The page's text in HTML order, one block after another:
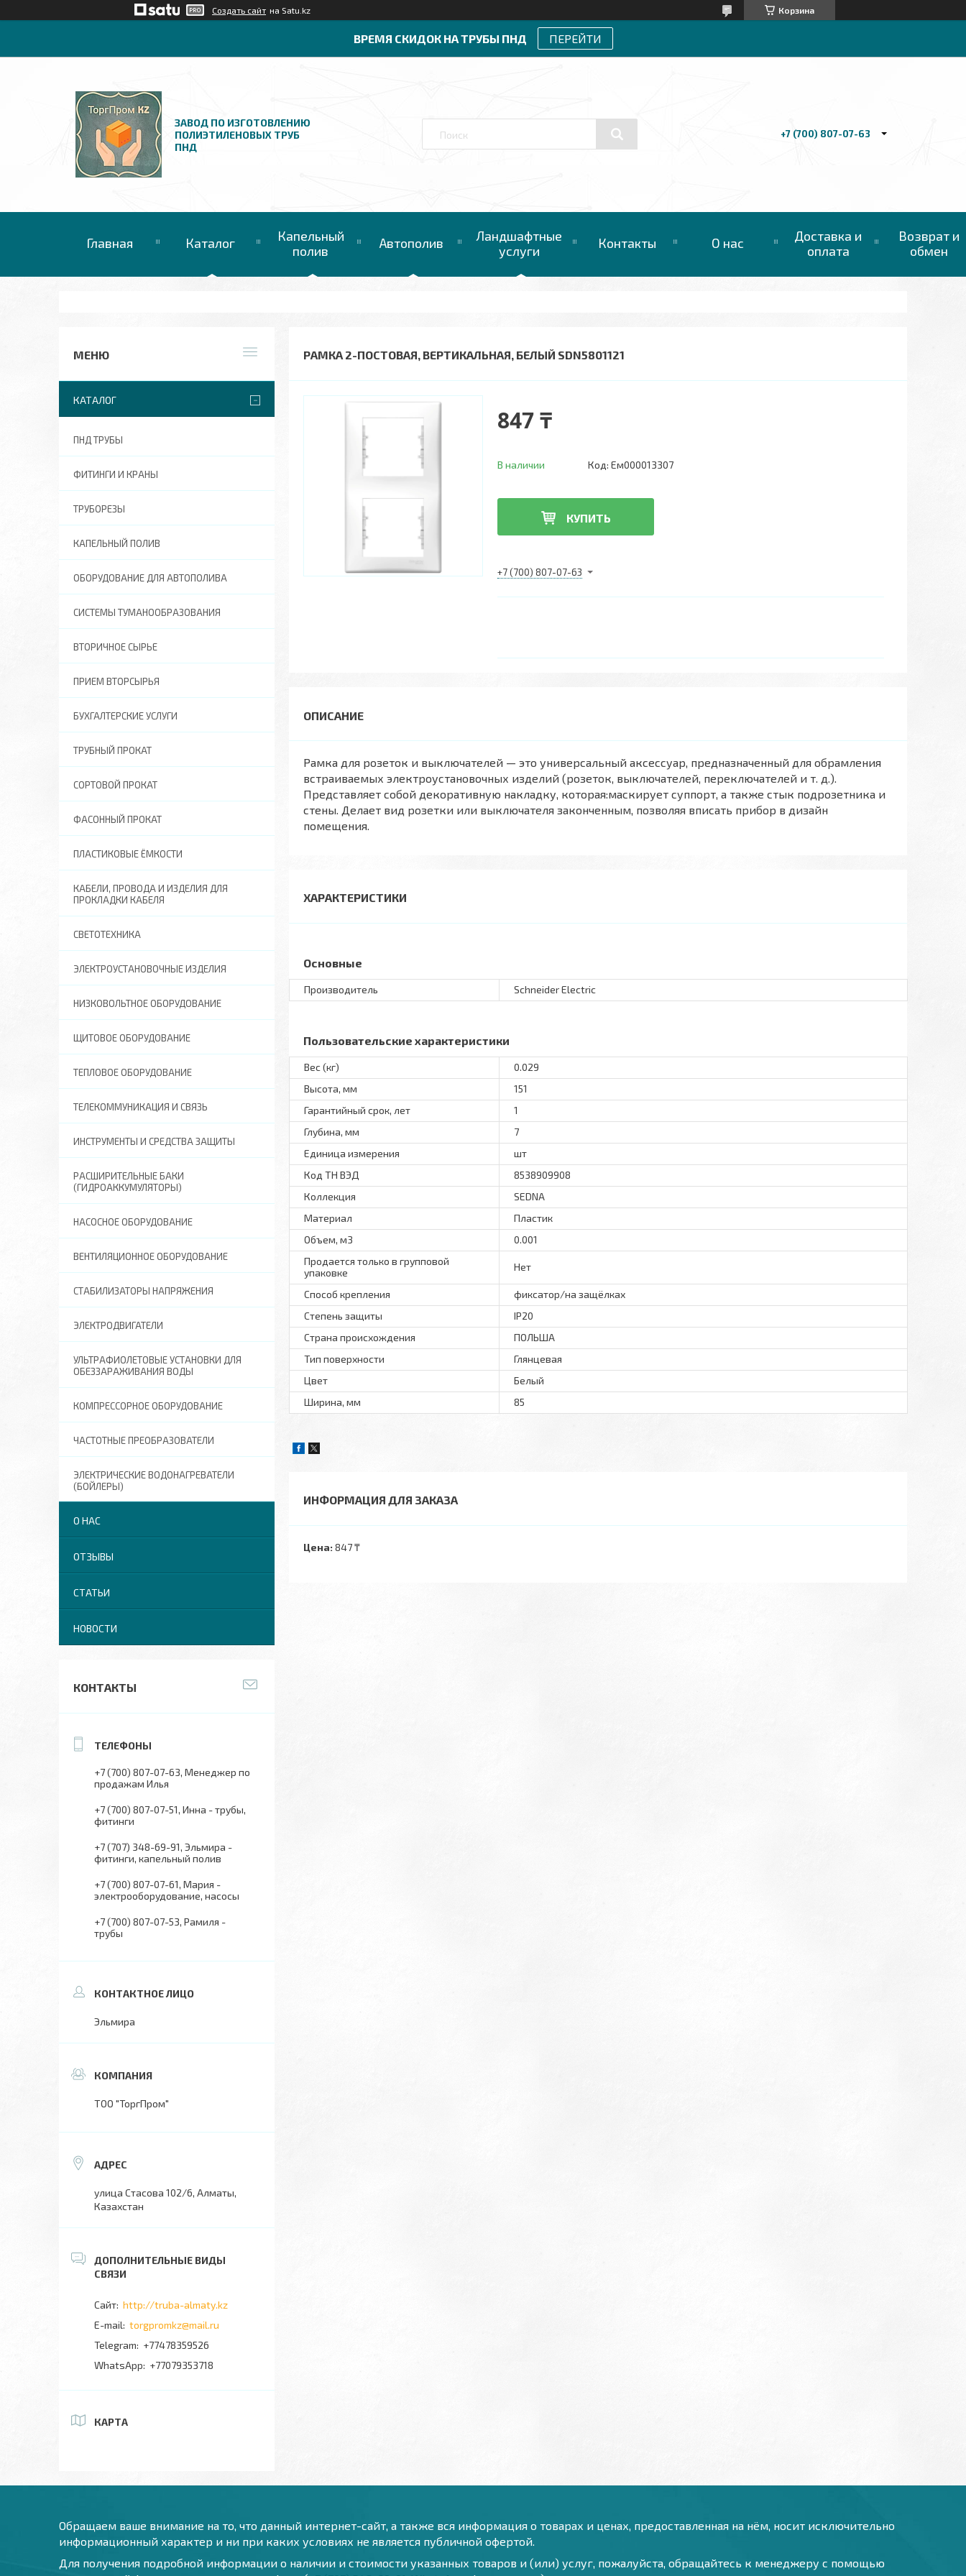
Создать сайт на Satu.kz Корзина
ВРЕМЯ СКИДОК НА ТРУБЫ ПНД ПЕРЕЙТИ
ЗАВОД ПО ИЗГОТОВЛЕНИЮ
ПОЛИЭТИЛЕНОВЫХ ТРУБ
ПНД
+7 (700) 807-07-63
Главная Каталог
Капельный
полив
Автополив
Ландшафтные
услуги
Контакты О нас
Доставка и
оплата
Возврат и
обмен
РАМКА 2-ПОСТОВАЯ, ВЕРТИКАЛЬНАЯ, БЕЛЫЙ SDN5801121
847 ₸
В наличии Код: Ем000013307
КУПИТЬ
+7 (700) 807-07-63
Рамка для розеток и выключателей — это универсальный аксессуар, предназначенный для обрамления
встраиваемых электроустановочных изделий (розеток, выключателей, переключателей и т. д.).
Представляет собой декоративную накладку, которая:маскирует суппорт, а также стык подрозетника и
стены. Делает вид розетки или выключателя законченным, позволяя вписать прибор в дизайн
помещения.
ХАРАКТЕРИСТИКИ
Основные
Производитель Schneider Electric
Пользовательские характеристики
Вес (кг)
0.029
Высота, мм
151
Гарантийный срок, лет
1
Глубина, мм
7
Единица измерения
шт
Код ТН ВЭД
8538909908
Коллекция
SEDNA
Материал
Пластик
Объем, м3
0.001
Продается только в групповой
упаковке
Нет
Способ крепления
фиксатор/на защёлках
Степень защиты
IP20
Страна происхождения
ПОЛЬША
Тип поверхности
Глянцевая
Цвет
Белый
Ширина, мм
85
ИНФОРМАЦИЯ ДЛЯ ЗАКАЗА
Цена: 847 ₸
КАТАЛОГ
ПНД ТРУБЫ
ФИТИНГИ И КРАНЫ
ТРУБОРЕЗЫ
КАПЕЛЬНЫЙ ПОЛИВ
ОБОРУДОВАНИЕ ДЛЯ АВТОПОЛИВА
СИСТЕМЫ ТУМАНООБРАЗОВАНИЯ
ВТОРИЧНОЕ СЫРЬЕ
ПРИЕМ ВТОРСЫРЬЯ
БУХГАЛТЕРСКИЕ УСЛУГИ
ТРУБНЫЙ ПРОКАТ
СОРТОВОЙ ПРОКАТ
ФАСОННЫЙ ПРОКАТ
ПЛАСТИКОВЫЕ ЁМКОСТИ
КАБЕЛИ, ПРОВОДА И ИЗДЕЛИЯ ДЛЯ
ПРОКЛАДКИ КАБЕЛЯ
СВЕТОТЕХНИКА
ЭЛЕКТРОУСТАНОВОЧНЫЕ ИЗДЕЛИЯ
НИЗКОВОЛЬТНОЕ ОБОРУДОВАНИЕ
ЩИТОВОЕ ОБОРУДОВАНИЕ
ТЕПЛОВОЕ ОБОРУДОВАНИЕ
ТЕЛЕКОММУНИКАЦИЯ И СВЯЗЬ
ИНСТРУМЕНТЫ И СРЕДСТВА ЗАЩИТЫ
РАСШИРИТЕЛЬНЫЕ БАКИ
(ГИДРОАККУМУЛЯТОРЫ)
НАСОСНОЕ ОБОРУДОВАНИЕ
ВЕНТИЛЯЦИОННОЕ ОБОРУДОВАНИЕ
СТАБИЛИЗАТОРЫ НАПРЯЖЕНИЯ
ЭЛЕКТРОДВИГАТЕЛИ
УЛЬТРАФИОЛЕТОВЫЕ УСТАНОВКИ ДЛЯ
ОБЕЗЗАРАЖИВАНИЯ ВОДЫ
КОМПРЕССОРНОЕ ОБОРУДОВАНИЕ
ЧАСТОТНЫЕ ПРЕОБРАЗОВАТЕЛИ
ЭЛЕКТРИЧЕСКИЕ ВОДОНАГРЕВАТЕЛИ
(БОЙЛЕРЫ)
О НАС
ОТЗЫВЫ
СТАТЬИ
НОВОСТИ
КОНТАКТЫ
+7 (700) 807-07-63 Менеджер по
продажам Илья
+7 (700) 807-07-51 Инна - трубы,
фитинги
+7 (707) 348-69-91 Эльмира -
фитинги, капельный полив
+7 (700) 807-07-61 Мария -
электрооборудование, насосы
+7 (700) 807-07-53 Рамиля -
трубы
Эльмира
ТОО "ТоргПром"
улица Стасова 102/6, Алматы,
Казахстан
http://truba-almaty.kz
torgpromkz@mail.ru
+77478359526
+77079353718
КАРТА
Обращаем ваше внимание на то, что данный интернет-сайт, а также вся информация о товарах и ценах, предоставленная на нём, носит исключительно
информационный характер и ни при каких условиях не является публичной офертой.
Для получения подробной информации о наличии и стоимости указанных товаров и (или) услуг, пожалуйста, обращайтесь к менеджеру с помощью